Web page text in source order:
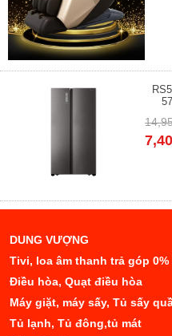
DUNG VƯỢNG
Tivi, loa âm thanh trả góp 0%
Điều hòa, Quạt điều hòa
Máy giặt, máy sấy, Tủ sấy
Tủ lạnh, Tủ đông,tủ mát